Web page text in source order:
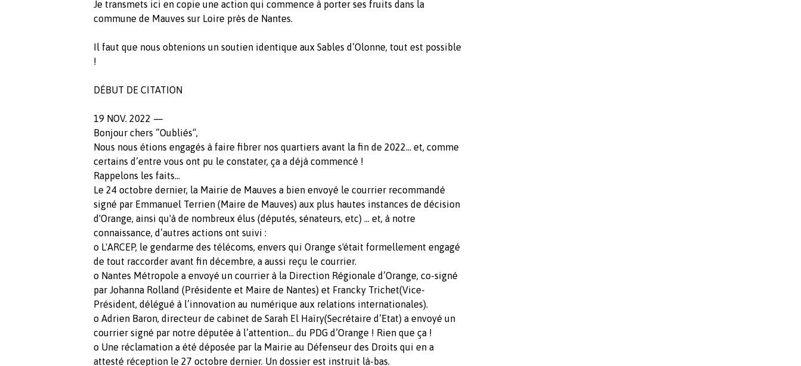
Je transmets ici en copie une action qui commence à porter ses fruits dans la
commune de Mauves sur Loire près de Nantes.
Il faut que nous obtenions un soutien identique aux Sables d’Olonne, tout est possible
!
DÉBUT DE CITATION
19 NOV. 2022 —
Bonjour chers ”Oubliés“,
Nous nous étions engagés à faire fibrer nos quartiers avant la fin de 2022… et, comme
certains d’entre vous ont pu le constater, ça a déjà commencé !
Rappelons les faits…
Le 24 octobre dernier, la Mairie de Mauves a bien envoyé le courrier recommandé
signé par Emmanuel Terrien (Maire de Mauves) aux plus hautes instances de décision
d'Orange, ainsi qu'à de nombreux élus (députés, sénateurs, etc) … et, à notre
connaissance, d’autres actions ont suivi :
o L'ARCEP, le gendarme des télécoms, envers qui Orange s'était formellement engagé
de tout raccorder avant fin décembre, a aussi reçu le courrier.
o Nantes Métropole a envoyé un courrier à la Direction Régionale d’Orange, co-signé
par Johanna Rolland (Présidente et Maire de Nantes) et Francky Trichet(Vice-
Président, délégué à l’innovation au numérique aux relations internationales).
o Adrien Baron, directeur de cabinet de Sarah El Haïry(Secrétaire d’Etat) a envoyé un
courrier signé par notre députée à l’attention… du PDG d’Orange ! Rien que ça !
o Une réclamation a été déposée par la Mairie au Défenseur des Droits qui en a
attesté réception le 27 octobre dernier. Un dossier est instruit là-bas.